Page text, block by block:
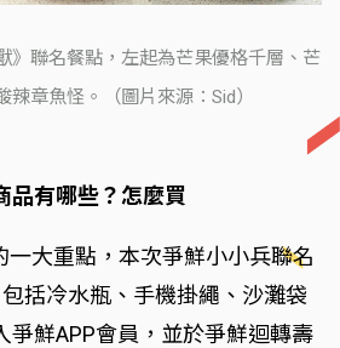
》聯名餐點，左起為芒果優格千層、芒
辣章魚怪。（圖片來源：Sid）
品有哪些？怎麼買
一大重點，本次爭鮮小小兵聯名
括冷水瓶、手機掛繩、沙灘袋
爭鮮APP會員，並於爭鮮迴轉壽